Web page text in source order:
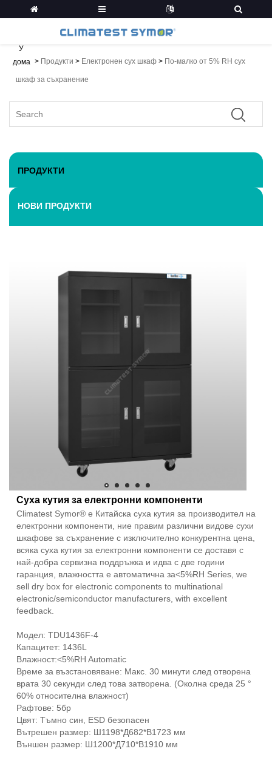
У
дома > Продукти > Електронен сух шкаф > По-малко от 5% RH сух
шкаф за съхранение
ПРОДУКТИ
НОВИ ПРОДУКТИ
Суха кутия за електронни компоненти
Climatest Symor® е Китайска суха кутия за производител на
електронни компоненти, ние правим различни видове сухи
шкафове за съхранение с изключително конкурентна цена,
всяка суха кутия за електронни компоненти се доставя с
най-добра сервизна поддръжка и идва с две години
гаранция, влажността е автоматична за<5%RH Series, we
sell dry box for electronic components to multinational
electronic/semiconductor manufacturers, with excellent
feedback.
Модел: TDU1436F-4
Капацитет: 1436L
Влажност:<5%RH Automatic
Време за възстановяване: Макс. 30 минути след отворена
врата 30 секунди след това затворена. (Околна среда 25 °
60% относителна влажност)
Рафтове: 5бр
Цвят: Тъмно син, ESD безопасен
Вътрешен размер: Ш1198*Д682*В1723 мм
Външен размер: Ш1200*Д710*В1910 мм